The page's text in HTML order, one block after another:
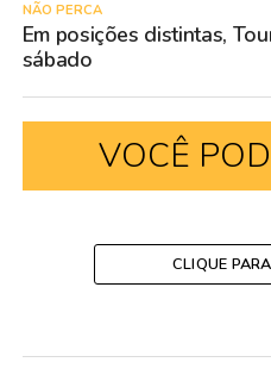
NÃO PERCA
Em posições distintas,
sábado
VOCÊ
CLIQUE